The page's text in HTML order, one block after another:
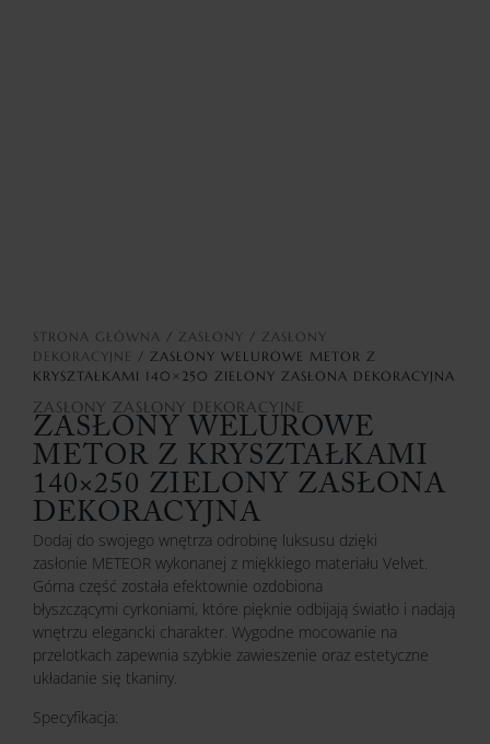
STRONA GŁÓWNA / ZASŁONY / ZASŁONY
DEKORACYJNE / ZASŁONY WELUROWE METOR Z
KRYSZTAŁKAMI 140×250 ZIELONY ZASŁONA DEKORACYJNA
ZASŁONY ZASŁONY DEKORACYJNE
ZASŁONY WELUROWE
METOR Z KRYSZTAŁKAMI
140×250 ZIELONY ZASŁONA
DEKORACYJNA
Dodaj do swojego wnętrza odrobinę luksusu dzięki
zasłonie METEOR wykonanej z miękkiego materiału Velvet.
Górna część została efektownie ozdobiona
błyszczącymi cyrkoniami, które pięknie odbijają światło i nadają
wnętrzu elegancki charakter. Wygodne mocowanie na
przelotkach zapewnia szybkie zawieszenie oraz estetyczne
układanie się tkaniny.
Specyfikacja: